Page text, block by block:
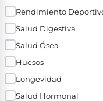
Rendimiento
Salud Digestiva
Salud Ósea
Huesos
Longevidad
Salud Hormonal